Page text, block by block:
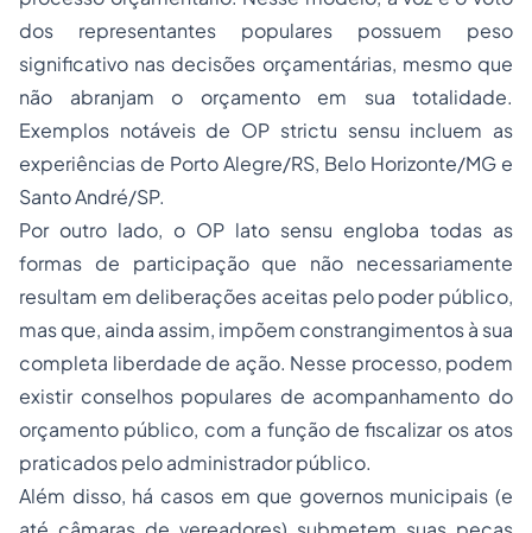
dos representantes populares possuem peso
significativo nas decisões orçamentárias, mesmo que
não abranjam o orçamento em sua totalidade.
Exemplos notáveis de OP strictu sensu incluem as
experiências de Porto Alegre/RS, Belo Horizonte/MG e
Santo André/SP.
Por outro lado, o OP lato sensu engloba todas as
formas de participação que não necessariamente
resultam em deliberações aceitas pelo poder público,
mas que, ainda assim, impõem constrangimentos à sua
completa liberdade de ação. Nesse processo, podem
existir conselhos populares de acompanhamento do
orçamento público, com a função de fiscalizar os atos
praticados pelo administrador público.
Além disso, há casos em que governos municipais (e